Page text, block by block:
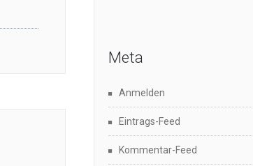
Meta
Anmelden
Eintrags-Feed
Kommentar-Feed